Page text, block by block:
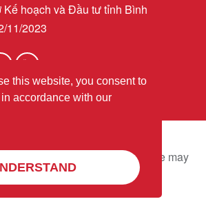
this website, you consent to
accordance with our
hoạch và Đầu tư tỉnh Bình
11/2023
names logos included here may
or service marks of their